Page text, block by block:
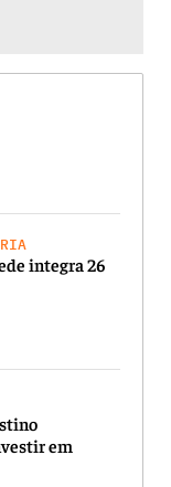
integra 26
em